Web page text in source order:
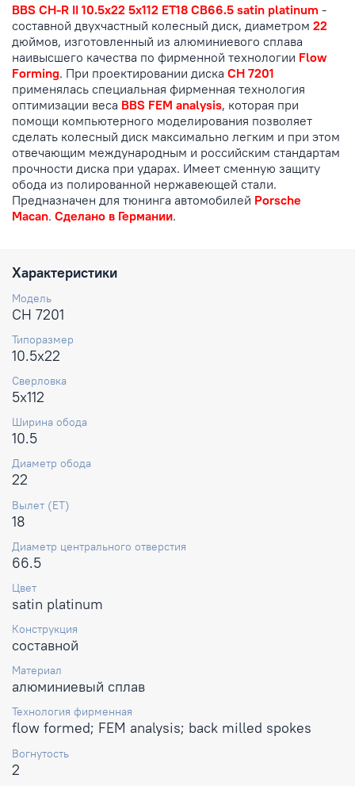
BBS CH-R II 10.5x22 5x112 ET18 CB66.5 satin platinum -
составной двухчастный колесный диск, диаметром 22
дюймов, изготовленный из алюминиевого сплава
наивысшего качества по фирменной технологии Flow
Forming. При проектировании диска CH 7201
применялась специальная фирменная технология
оптимизации веса BBS FEM analysis, которая при
помощи компьютерного моделирования позволяет
сделать колесный диск максимально легким и при этом
отвечающим международным и российским стандартам
прочности диска при ударах. Имеет сменную защиту
обода из полированной нержавеющей стали.
Предназначен для тюнинга автомобилей Porsche
Macan. Сделано в Германии.
Характеристики
Модель
CH 7201
Типоразмер
10.5x22
Сверловка
5x112
Ширина обода
10.5
Диаметр обода
22
Вылет (ET)
18
Диаметр центрального отверстия
66.5
Цвет
satin platinum
Конструкция
составной
Материал
алюминиевый сплав
Технология фирменная
flow formed; FEM analysis; back milled spokes
Вогнутость
2